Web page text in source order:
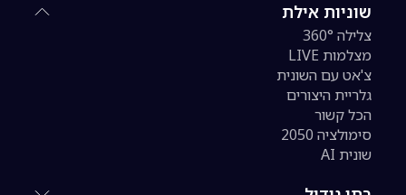
שוניות אילת
צלילה 360°
מצלמות LIVE
צ'אט עם השונית
גלריית היצורים
הכל קשור
סימולציה 2050
שונית AI